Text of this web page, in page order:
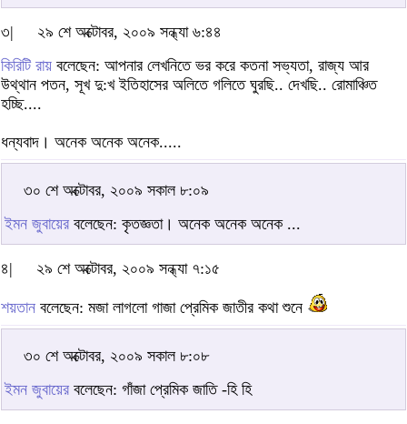
৩|
২৯ শে অক্টোবর, ২০০৯ সন্ধ্যা ৬:৪৪
কিরিটি রায় বলেছেন: আপনার লেখনিতে ভর করে কতনা সভ্যতা, রাজ্য আর
উথ্থান পতন, সূখ দু:খ ইতিহাসের অলিতে গলিতে ঘুরছি.. দেখছি.. রোমাঞ্চিত
হচ্ছি....
ধন্যবাদ। অনেক অনেক অনেক.....
৩০ শে অক্টোবর, ২০০৯ সকাল ৮:০৯
ইমন জুবায়ের বলেছেন: কৃতজ্ঞতা। অনেক অনেক অনেক ...
৪| ২৯ শে অক্টোবর, ২০০৯ সন্ধ্যা ৭:১৫
শয়তান বলেছেন: মজা লাগলো গাজা প্রেমিক জাতীর কথা শুনে
৩০ শে অক্টোবর, ২০০৯ সকাল ৮:০৮
ইমন জুবায়ের বলেছেন: গাঁজা প্রেমিক জাতি -হি হি